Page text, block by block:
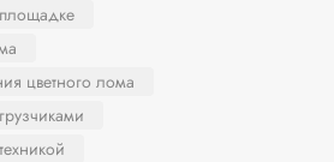
цветного лома